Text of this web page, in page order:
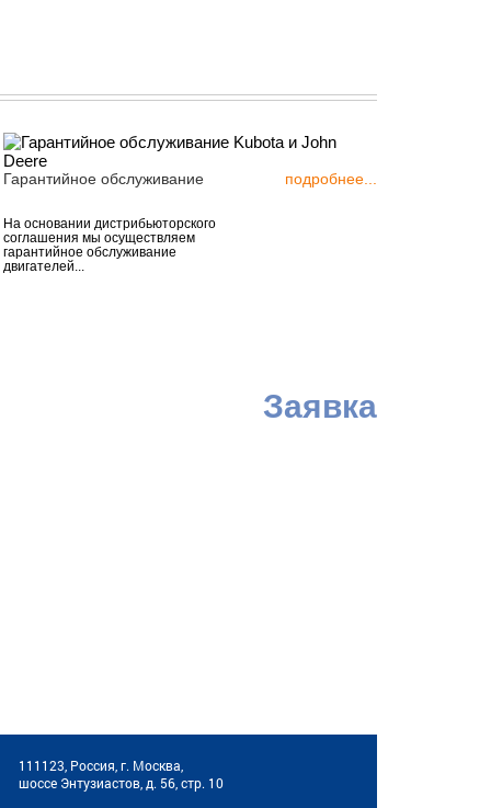
Гарантийное обслуживание
На основании дистрибьюторского
соглашения мы осуществляем
гарантийное обслуживание
двигателей...
подробнее...
Заявка
111123, Россия, г. Москва,
шоссе Энтузиастов, д. 56, стр. 10